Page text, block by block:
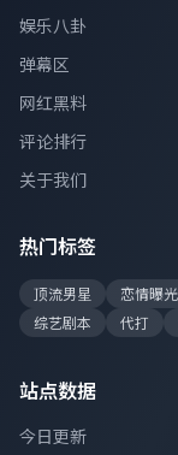
娱乐八卦
弹幕区
网红黑料
评论排行
关于我们
热门标签
顶流男星 恋情曝光
综艺剧本
代打
站点数据
今日更新